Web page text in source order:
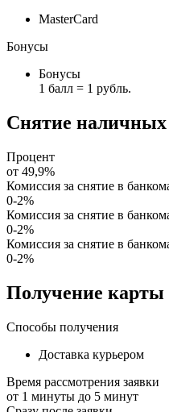
MasterСard
Бонусы
Бонусы
1 балл = 1 рубль.
Снятие наличных
Процент
от 49,9%
Комиссия за снятие в
0-2%
Комиссия за снятие в
0-2%
Комиссия за снятие в
0-2%
Получение карты
Способы получения
Доставка курьером
Время рассмотрения заявки
от 1 минуты до 5 минут